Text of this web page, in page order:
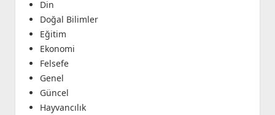
Din
Doğal Bilimler
Eğitim
Ekonomi
Felsefe
Genel
Güncel
Hayvancılık